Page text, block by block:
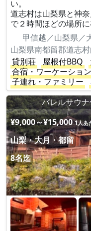
い。
道志村は山梨県と神
で２時間ほどの場所に
甲信越／山梨県／
山梨県南都留郡道志
貸別荘
屋根付BBQ
合宿・ワーケーショ
子連れ・ファミリー
バレルサウナ
¥9,000～¥15,000 1人あ
山梨・大月・都留
8名迄